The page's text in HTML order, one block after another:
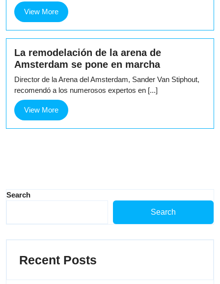
View MoreView
More
La remodelación de la arena de
Amsterdam se pone en marcha
Director de la Arena del Amsterdam, Sander Van Stiphout,
recomendó a los numerosos expertos en [...]
View MoreView
More
Search
Search
Recent Posts